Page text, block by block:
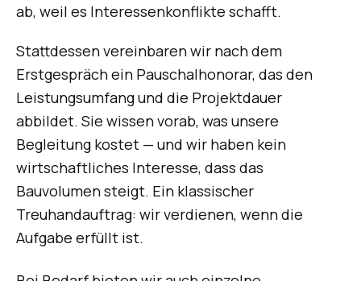
ab, weil es Interessenkonflikte schafft.
Stattdessen vereinbaren wir nach dem
Erstgespräch ein Pauschalhonorar, das den
Leistungsumfang und die Projektdauer
abbildet. Sie wissen vorab, was unsere
Begleitung kostet — und wir haben kein
wirtschaftliches Interesse, dass das
Bauvolumen steigt. Ein klassischer
Treuhandauftrag: wir verdienen, wenn die
Aufgabe erfüllt ist.